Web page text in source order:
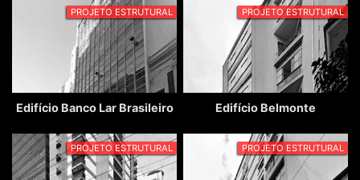
PROJETO ESTRUTURAL
Edifício Banco Lar Brasileiro
PROJETO ESTRUTURAL
Edifício Belmonte
PROJETO ESTRUTURAL PROJETO ESTRUTURAL